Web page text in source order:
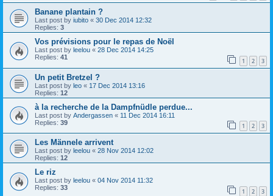
Banane plantain ?
Last post by iubito « 30 Dec 2014 12:32
Replies: 3
Vos prévisions pour le repas de Noël
Last post by leelou « 28 Dec 2014 14:25
Replies: 41 1 2 3
Un petit Bretzel ?
Last post by leo « 17 Dec 2014 13:16
Replies: 12
à la recherche de la Dampfnüdle perdue...
Last post by Andergassen « 11 Dec 2014 16:11
Replies: 39 1 2 3
Les Männele arrivent
Last post by leelou « 28 Nov 2014 12:02
Replies: 12
Le riz
Last post by leelou « 04 Nov 2014 11:32
Replies: 33 1 2 3